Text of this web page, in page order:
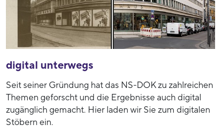
digital unterwegs
Seit seiner Gründung hat das NS-DOK zu zahlreichen
Themen geforscht und die Ergebnisse auch digital
zugänglich gemacht. Hier laden wir Sie zum digitalen
Stöbern ein.